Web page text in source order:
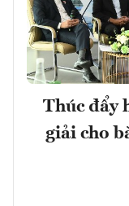
Thúc đẩy
giải cho